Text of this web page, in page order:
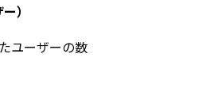
）
ーザーの数